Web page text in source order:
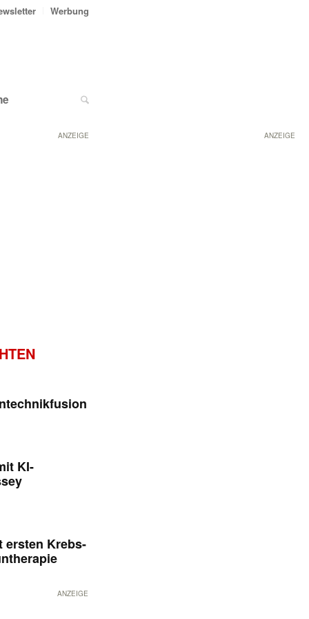
ANZEIGE
Werbung
ANZEIGE
KI-
ersten Krebs-
ANZEIGE